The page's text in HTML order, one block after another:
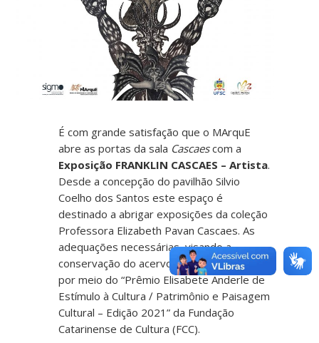
É com grande satisfação que o MArquE
abre as portas da sala Cascaescom a
Exposição FRANKLIN CASCAES – Artista.
Desde a concepção do pavilhão Silvio
Coelho dos Santos este espaço é
destinado a abrigar exposições da coleção
Professora Elizabeth Pavan Cascaes. As
adequações necessárias, visando a
conservação do acervo, foram realizadas
por meio do “Prêmio Elisabete Anderle de
Estímulo à Cultura ∕ Patrimônio e Paisagem
Cultural – Edição 2021” da Fundação
Catarinense de Cultura (FCC).